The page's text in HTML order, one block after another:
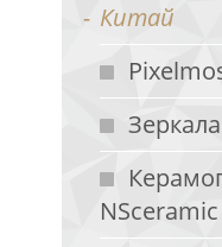
Китай
NSceramic